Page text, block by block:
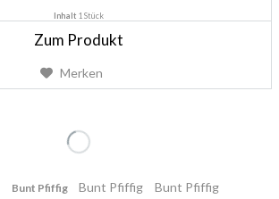
Inhalt 1 Stück
Zum Produkt
Merken
Bunt Pfiffig Bunt Pfiffig
Bunt Pfiffig